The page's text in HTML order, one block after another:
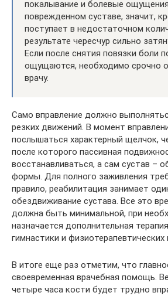
покалывание и болевые
поврежденном суставе, значит,
поступает в недостаточном
результате чересчур сильно
Если после снятия повязки боли
ощущаются, необходимо срочно
врачу.
Само вправление должно
резких движений. В момент
послышаться характерный щелчок,
после которого пассивная
восстанавливаться, а сам сустав –
формы. Для полного заживления
правило, реабилитация занимает
обездвиживание сустава. Все это
должна быть минимальной, при
назначается дополнительная
гимнастики и физиотерапевтических
В итоге еще раз отметим, что
своевременная врачебная помощь.
четыре часа кости будет трудно